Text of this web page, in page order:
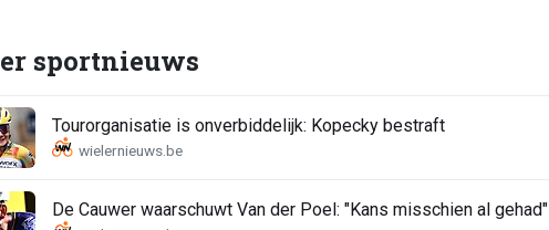
sportnieuws
Tourorganisatie is onverbiddelijk: Kopecky bestraft
De Cauwer waarschuwt Van der Poel: "Kans misschien al gehad"